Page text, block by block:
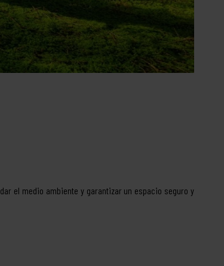
el medio ambiente y garantizar un espacio seguro y